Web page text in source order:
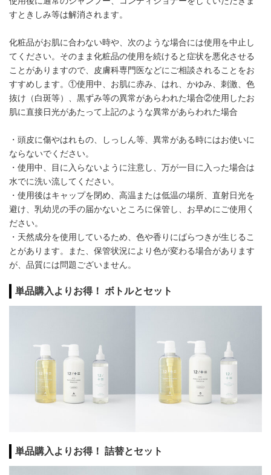
すときしみ等は解消されます。
化粧品がお肌に合わない時や、次のような場合には使用を中止し
てください。そのまま化粧品の使用を続けると症状を悪化させる
ことがありますので、皮膚科専門医などにご相談されることをお
すすめします。①使用中、お肌に赤み、はれ、かゆみ、刺激、色
抜け（白斑等）、黒ずみ等の異常があらわれた場合②使用したお
肌に直接日光があたって上記のような異常があらわれた場合
・頭皮に傷やはれもの、しっしん等、異常がある時にはお使いに
ならないでください。
・使用中、目に入らないように注意し、万が一目に入った場合は
水でに洗い流してください。
・使用後はキャップを閉め、高温または低温の場所、直射日光を
避け、乳幼児の手の届かないところに保管し、お早めにご使用く
ださい。
・天然成分を使用しているため、色や香りにばらつきが生じるこ
とがあります。また、保管状況により色が変わる場合があります
が、品質には問題ございません。
単品購入よりお得！ ボトルとセット
単品購入よりお得！ 詰替とセット